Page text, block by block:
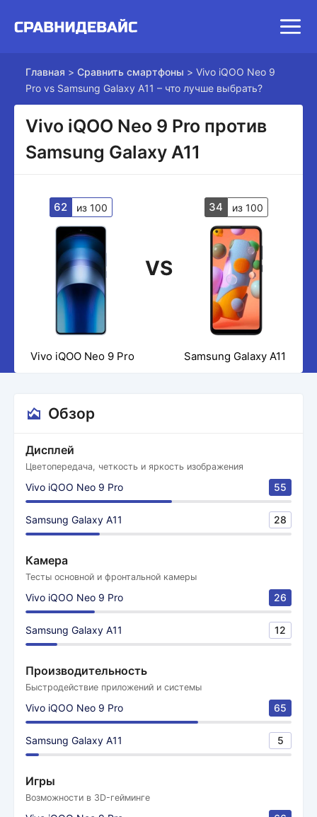
Главная > Сравнить смартфоны > Vivo iQOO Neo 9
Pro vs Samsung Galaxy A11 – что лучше выбрать?
Vivo iQOO Neo 9 Pro против
Samsung Galaxy A11
62 из 100
VS
34 из 100
Vivo iQOO Neo 9 Pro Samsung Galaxy A11
Обзор
Дисплей
Цветопередача, четкость и яркость изображения
Vivo iQOO Neo 9 Pro 55
Samsung Galaxy A11 28
Камера
Тесты основной и фронтальной камеры
Vivo iQOO Neo 9 Pro 26
Samsung Galaxy A11 12
Производительность
Быстродействие приложений и системы
Vivo iQOO Neo 9 Pro 65
Samsung Galaxy A11 5
Игры
Возможности в 3D-гейминге